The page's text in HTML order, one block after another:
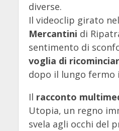
diverse.
Il videoclip girato
Mercantini di
sentimento di
voglia di
dopo il lungo fermo
Il racconto
Utopia, un regno
svela agli occhi del